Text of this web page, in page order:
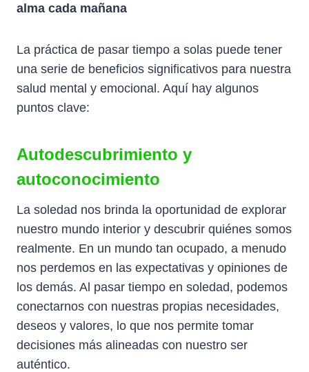
alma cada mañana
La práctica de pasar tiempo a solas puede tener
una serie de beneficios significativos para nuestra
salud mental y emocional. Aquí hay algunos
puntos clave:
Autodescubrimiento y
autoconocimiento
La soledad nos brinda la oportunidad de explorar
nuestro mundo interior y descubrir quiénes somos
realmente. En un mundo tan ocupado, a menudo
nos perdemos en las expectativas y opiniones de
los demás. Al pasar tiempo en soledad, podemos
conectarnos con nuestras propias necesidades,
deseos y valores, lo que nos permite tomar
decisiones más alineadas con nuestro ser
auténtico.